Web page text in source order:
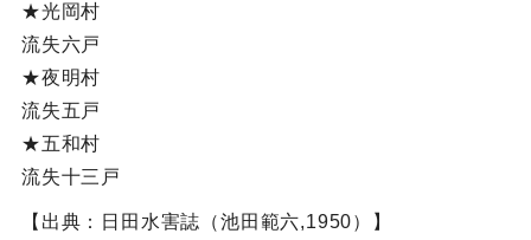
★光岡村
流失六戸
★夜明村
流失五戸
★五和村
流失十三戸
【出典：日田水害誌（池田範六,1950）】